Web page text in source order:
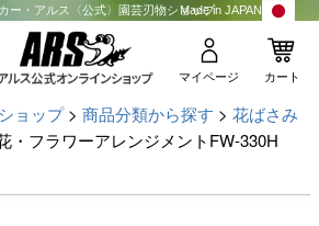
ー・アルス〈公式〉園芸刃物ショップMade in JAPAN
マイページ カート
ョップ 商品分類から探す
花ばさみ
フラワーアレンジメントFW-330H